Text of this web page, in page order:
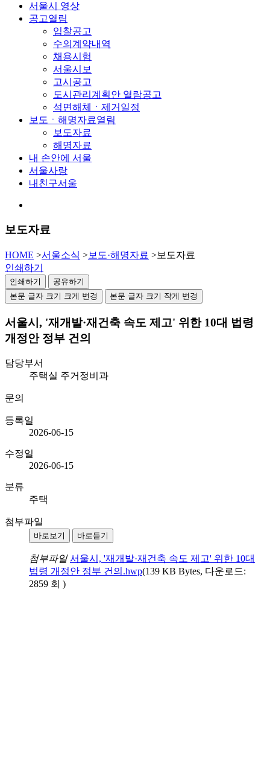
서울시 영상
공고열림
입찰공고
수의계약내역
채용시험
서울시보
고시공고
도시관리계획안 열람공고
석면해체ㆍ제거일정
보도ㆍ해명자료열림
보도자료
해명자료
내 손안에 서울
서울사랑
내친구서울
보도자료
HOME >서울소식 >보도·해명자료 >보도자료
인쇄하기
인쇄하기
공유하기
본문 글자 크기 크게 변경
본문 글자 크기 작게 변경
서울시, '재개발·재건축 속도 제고' 위한 10대 법령
개정안 정부 건의
담당부서
주택실 주거정비과
문의
등록일
2026-06-15
수정일
2026-06-15
분류
주택
첨부파일
바로보기 바로듣기
첨부파일 서울시, '재개발·재건축 속도 제고' 위한 10대
법령 개정안 정부 건의.hwp(139 KB Bytes, 다운로드:
2859 회 )